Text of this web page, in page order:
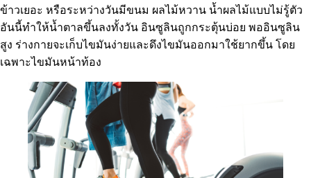
ข้าวเยอะ หรือระหว่างวันมีขนม ผลไม้หวาน น้ำผลไม้แบบไม่รู้ตัว
อันนี้ทำให้น้ำตาลขึ้นลงทั้งวัน อินซูลินถูกกระตุ้นบ่อย พออินซูลิน
สูง ร่างกายจะเก็บไขมันง่ายและดึงไขมันออกมาใช้ยากขึ้น โดย
เฉพาะไขมันหน้าท้อง